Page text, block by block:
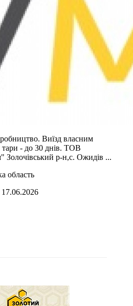
Виїзд власним
- до 30 днів. ТОВ
Золочівський р-н,с. Ожидів ...
область